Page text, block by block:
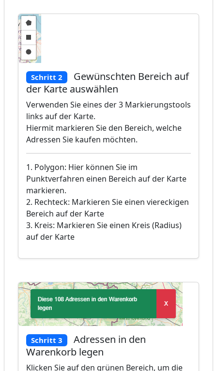
Schritt 2
Gewünschten Bereich auf
der Karte auswählen
Verwenden Sie eines der 3 Markierungstools
links auf der Karte.
Hiermit markieren Sie den Bereich, welche
Adressen Sie kaufen möchten.
1. Polygon: Hier können Sie im
Punktverfahren einen Bereich auf der Karte
markieren.
2. Rechteck: Markieren Sie einen viereckigen
Bereich auf der Karte
3. Kreis: Markieren Sie einen Kreis (Radius)
auf der Karte
Schritt 3
Adressen in den
Warenkorb legen
Klicken Sie auf den grünen Bereich, um die